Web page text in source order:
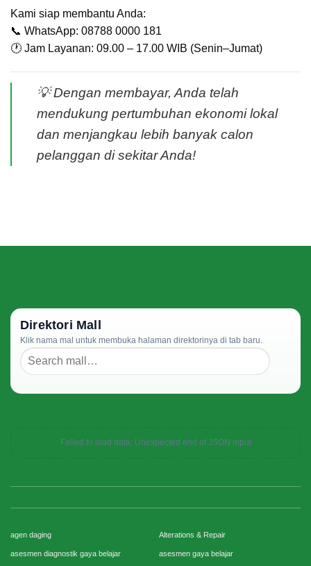
Kami siap membantu Anda:
📞 WhatsApp: 08788 0000 181
🕐 Jam Layanan: 09.00 – 17.00 WIB (Senin–Jumat)
💡Dengan membayar, Anda telah
mendukung pertumbuhan ekonomi lokal
dan menjangkau lebih banyak calon
pelanggan di sekitar Anda!
Direktori Mall
Klik nama mal untuk membuka halaman direktorinya di tab baru.
Failed to load data: Unexpected end of JSON input
agen daging Alterations & Repair
asesmen diagnostik gaya belajar asesmen gaya belajar